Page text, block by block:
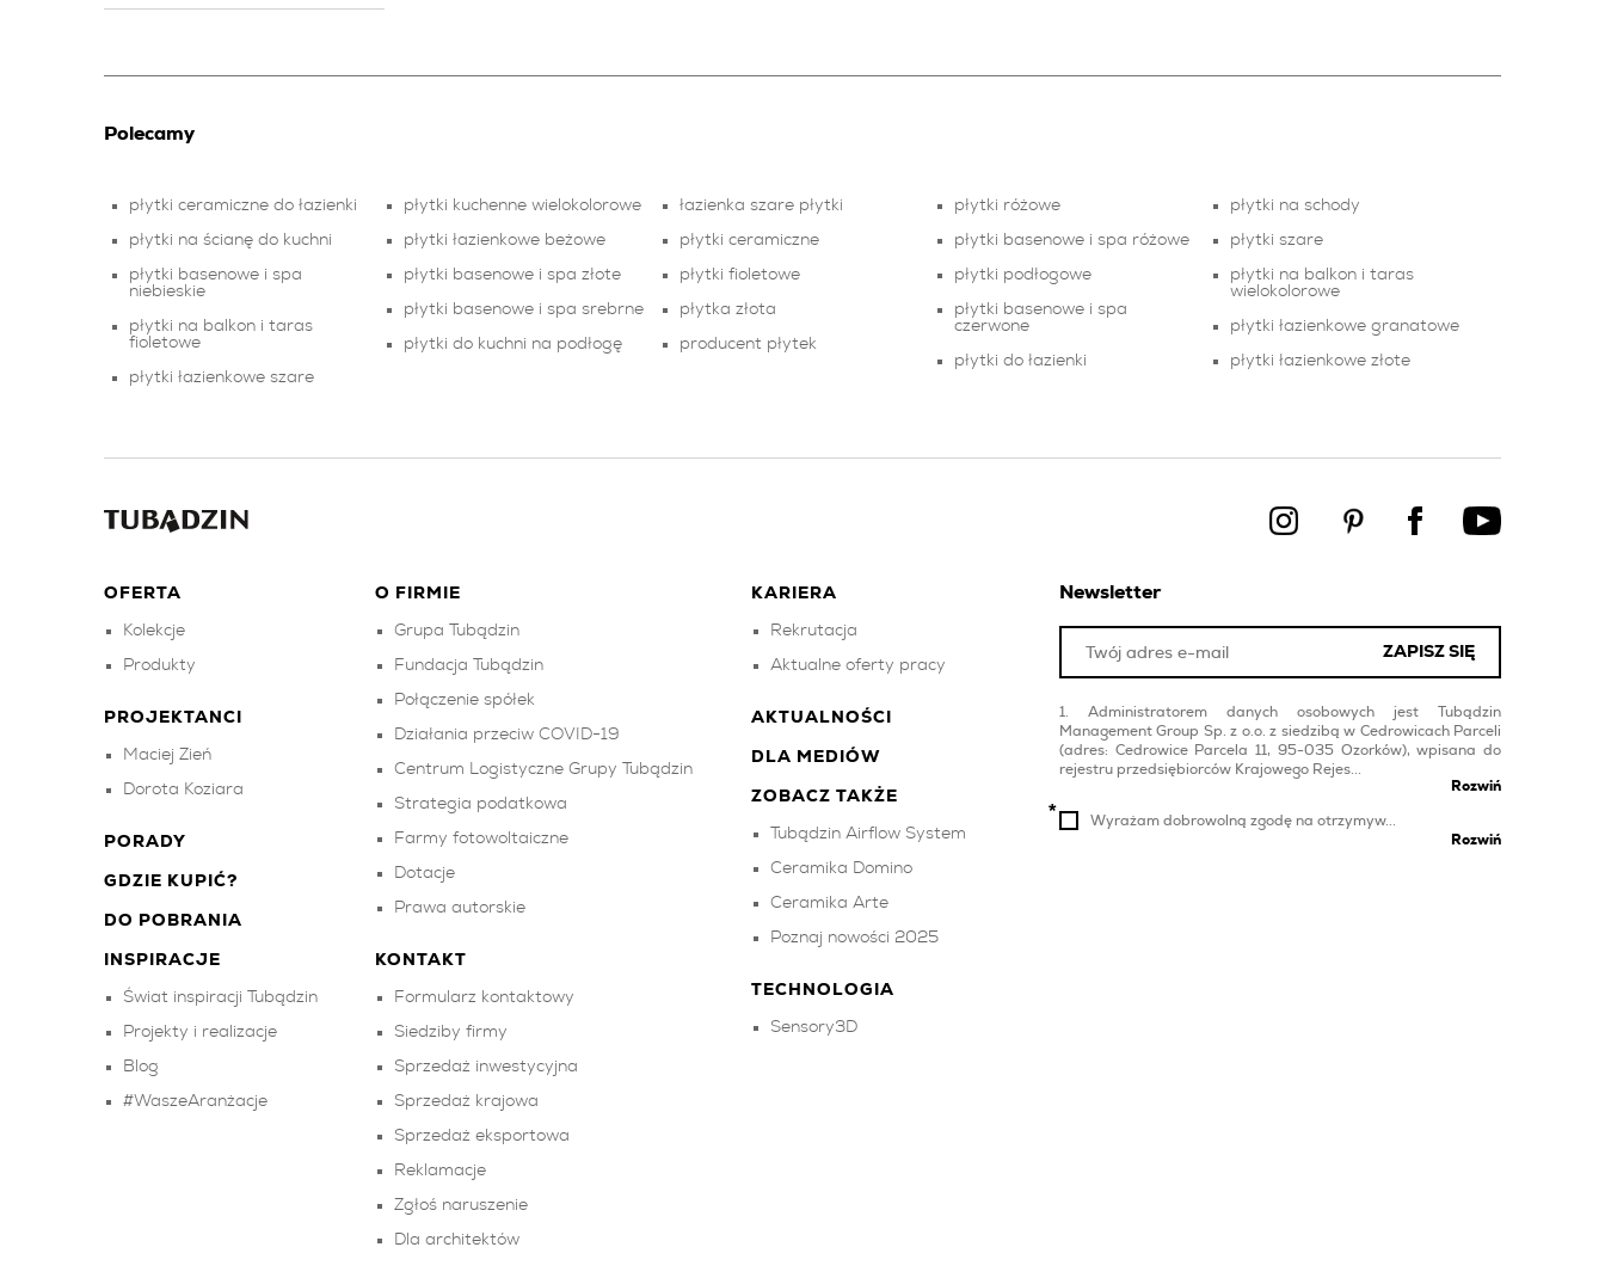
Polecamy
płytki ceramiczne do łazienki
płytki na ścianę do kuchni
płytki basenowe i spa
niebieskie
płytki na balkon i taras
fioletowe
płytki łazienkowe szare
płytki kuchenne wielokolorowe
płytki łazienkowe beżowe
płytki basenowe i spa złote
płytki basenowe i spa srebrne
płytki do kuchni na podłogę
łazienka szare płytki
płytki ceramiczne
płytki fioletowe
płytka złota
producent płytek
płytki różowe
płytki basenowe i spa różowe
płytki podłogowe
płytki basenowe i spa
czerwone
płytki do łazienki
płytki na schody
płytki szare
płytki na balkon i taras
wielokolorowe
płytki łazienkowe granatowe
płytki łazienkowe złote
OFERTA
Kolekcje
Produkty
PROJEKTANCI
Maciej Zień
Dorota Koziara
PORADY
GDZIE KUPIĆ?
DO POBRANIA
INSPIRACJE
Świat inspiracji Tubądzin
Projekty i realizacje
Blog
#WaszeAranżacje
O FIRMIE
Grupa Tubądzin
Fundacja Tubądzin
Połączenie spółek
Działania przeciw COVID-19
Centrum Logistyczne Grupy Tubądzin
Strategia podatkowa
Farmy fotowoltaiczne
Dotacje
Prawa autorskie
KONTAKT
Formularz kontaktowy
Siedziby firmy
Sprzedaż inwestycyjna
Sprzedaż krajowa
Sprzedaż eksportowa
Reklamacje
Zgłoś naruszenie
Dla architektów
KARIERA
Rekrutacja
Aktualne oferty pracy
AKTUALNOŚCI
DLA MEDIÓW
ZOBACZ TAKŻE
Tubądzin Airflow System
Ceramika Domino
Ceramika Arte
Poznaj nowości 2025
TECHNOLOGIA
Sensory3D
Newsletter
ZAPISZ SIĘ
Administratorem danych osobowych jest Tubądzin
Management Group Sp. z o.o. z siedzibą w Cedrowicach Parceli
(adres: Cedrowice Parcela 11, 95-035 Ozorków), wpisana do
rejestru przedsiębiorców Krajowego Rejes...
Rozwiń
Wyrażam dobrowolną zgodę na otrzymyw...
Rozwiń